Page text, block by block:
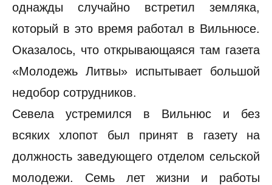
однажды случайно встретил земляка,
который в это время работал в Вильнюсе.
Оказалось, что открывающаяся там газета
«Молодежь Литвы» испытывает большой
недобор сотрудников.
Севела устремился в Вильнюс и без
всяких хлопот был принят в газету на
должность заведующего отделом сельской
молодежи. Семь лет жизни и работы